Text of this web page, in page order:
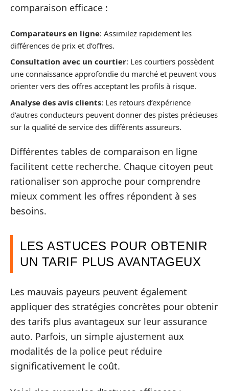
comparaison efficace :
Comparateurs en ligne: Assimilez rapidement les
différences de prix et d’offres.
Consultation avec un courtier: Les courtiers possèdent
une connaissance approfondie du marché et peuvent vous
orienter vers des offres acceptant les profils à risque.
Analyse des avis clients: Les retours d’expérience
d’autres conducteurs peuvent donner des pistes précieuses
sur la qualité de service des différents assureurs.
Différentes tables de comparaison en ligne
facilitent cette recherche. Chaque citoyen peut
rationaliser son approche pour comprendre
mieux comment les offres répondent à ses
besoins.
LES ASTUCES POUR OBTENIR
UN TARIF PLUS AVANTAGEUX
Les mauvais payeurs peuvent également
appliquer des stratégies concrètes pour obtenir
des tarifs plus avantageux sur leur assurance
auto. Parfois, un simple ajustement aux
modalités de la police peut réduire
significativement le coût.